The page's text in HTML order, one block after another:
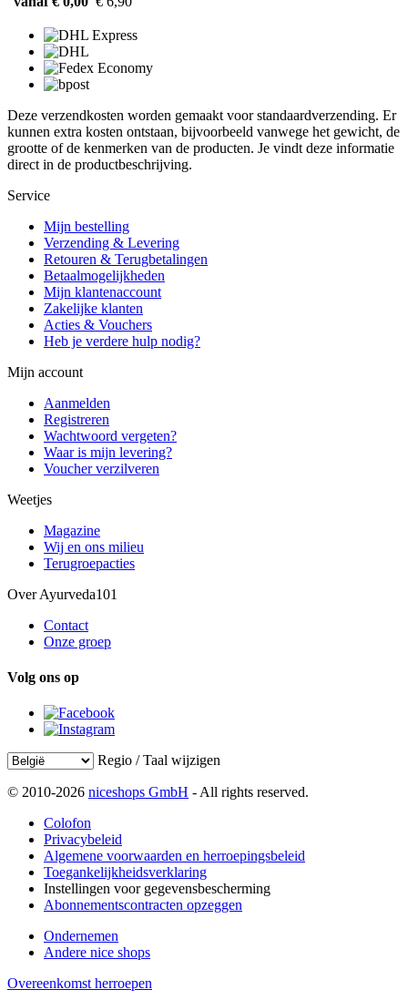
Deze verzendkosten worden gemaakt voor standaardverzending. Er
kunnen extra kosten ontstaan, bijvoorbeeld vanwege het gewicht, de
grootte of de kenmerken van de producten. Je vindt deze informatie
direct in de productbeschrijving.
Service
Mijn bestelling
Verzending & Levering
Retouren & Terugbetalingen
Betaalmogelijkheden
Mijn klantenaccount
Zakelijke klanten
Acties & Vouchers
Heb je verdere hulp nodig?
Mijn account
Aanmelden
Registreren
Wachtwoord vergeten?
Waar is mijn levering?
Voucher verzilveren
Weetjes
Magazine
Wij en ons milieu
Terugroepacties
Over Ayurveda101
Contact
Onze groep
Volg ons op
Regio / Taal wijzigen
© 2010-2026 niceshops GmbH - All rights reserved.
Colofon
Privacybeleid
Algemene voorwaarden en herroepingsbeleid
Toegankelijkheidsverklaring
Instellingen voor gegevensbescherming
Abonnementscontracten opzeggen
Ondernemen
Andere nice shops
Overeenkomst herroepen